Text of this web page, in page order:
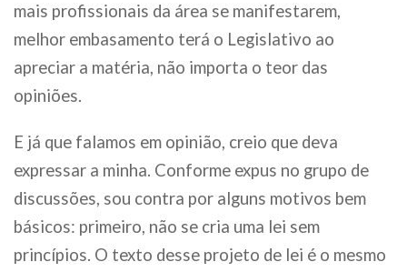
mais profissionais da área se manifestarem,
melhor embasamento terá o Legislativo ao
apreciar a matéria, não importa o teor das
opiniões.
E já que falamos em opinião, creio que deva
expressar a minha. Conforme expus no grupo de
discussões, sou contra por alguns motivos bem
básicos: primeiro, não se cria uma lei sem
princípios. O texto desse projeto de lei é o mesmo